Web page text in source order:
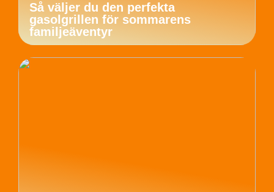
Så väljer du den perfekta
gasolgrillen för sommarens
familjeäventyr